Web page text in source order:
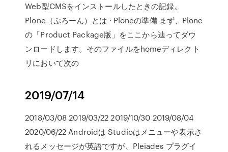
Web型CMSをインストールしたときの記録。
Plone（ぷろーん）とは · Ploneの準備 まず、Plone
の「Product Package版」をここから辿ってダウ
ンロードします。そのファイルをhomeディレクト
リにおいて次の
2019/07/14
2018/03/08 2019/03/22 2019/10/30 2019/08/04
2020/06/22 Androidは Studioはメニューや表示さ
れるメッセージが英語ですが、Pleiades プラグイ